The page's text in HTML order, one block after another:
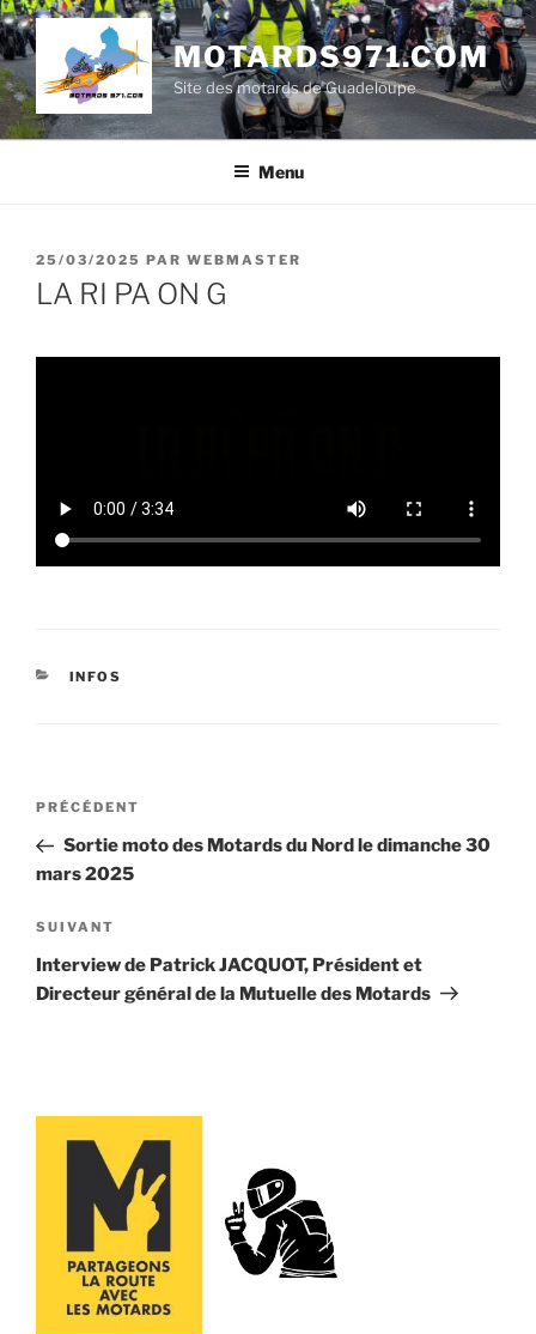
Aller
au
contenu
principal
MOTARDS971.COM
Site des motards de Guadeloupe
Menu
PUBLIÉ
LE
25/03/2025 PAR WEBMASTER
LA RI PA ON G
CATÉGORIES
INFOS
Navigation
l’article
Article
précédent
PRÉCÉDENT
Sortie moto des Motards du Nord le dimanche 30
mars 2025
Article
suivant
SUIVANT
Interview de Patrick JACQUOT, Président et
Directeur général de la Mutuelle des Motards